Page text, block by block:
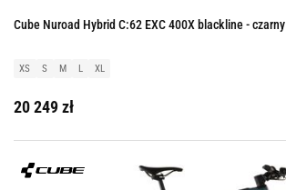
Cube Nuroad Hybrid C:62 EXC 400X blackline - czarny
XS S M L XL
20 249 zł